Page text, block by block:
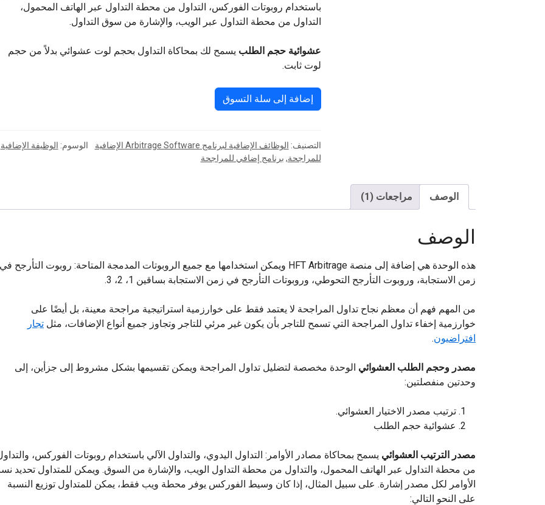
باستخدام روبوتات الفوركس، التداول من محطة التداول عبر الهاتف المحمول،
التداول من محطة التداول عبر الويب، والإشارة من سوق التداول.
عشوائية حجم الطلب يسمح لك بمحاكاة التداول بحجم لوت عشوائي بدلاً من حجم
لوت ثابت.
كمية Order's Source & Size randomization
إضافة إلى سلة التسوق
التصنيف: الوظائف الإضافية لبرنامج Arbitrage Software الإضافية الوسوم: الوظيفة الإضافية
للمراجحة, برنامج إضافي للمراجحة
الوصف مراجعات (1)
الوصف
هذه الوحدة هي إضافة إلى منصة HFT Arbitrage ويمكن استخدامها مع جميع الروبوتات المدمجة المتاحة: روبوت التأرجح في
زمن الاستجابة، وروبوت التأرجح التحوطي، وروبوتات التأرجح في زمن الاستجابة بساقين 1، 2، 3.
من المهم فهم أن معظم نجاح تداول المراجحة لا يعتمد فقط على خوارزمية استراتيجية مراجحة معينة، بل أيضًا على
خوارزمية إخفاء تداول المراجحة التي تسمح للتاجر بأن يكون غير مرئي للتاجر وتجاوز جميع أنواع الإضافات، مثل تجار
افتراضيون.
مصدر وحجم الطلب العشوائي الوحدة مخصصة لتضليل تداول المراجحة ويمكن تقسيمها بشكل مشروط إلى جزأين، إلى
وحدتين منفصلتين:
ترتيب مصدر الاختيار العشوائي.
عشوائية حجم الطلب
مصدر الترتيب العشوائي يسمح بمحاكاة مصادر الأوامر: التداول اليدوي، والتداول الآلي باستخدام روبوتات الفوركس،
من محطة التداول عبر الهاتف المحمول، والتداول من محطة التداول الويب، والإشارة من السوق. ويمكن للمتداول تحديد
الأوامر لكل مصدر إشارة. على سبيل المثال، إذا كان وسيط الفوركس يوفر محطة ويب فقط، يمكن للمتداول توزيع النسبة
على النحو التالي: